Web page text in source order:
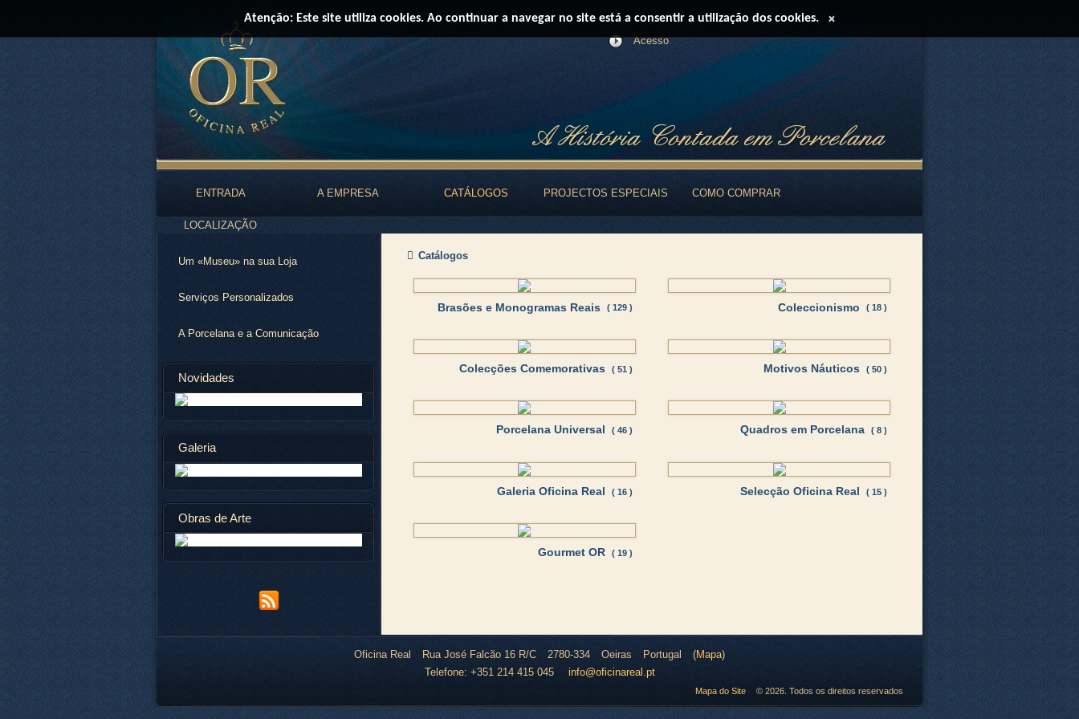
Acesso
ENTRADA A EMPRESA CATÁLOGOS PROJECTOS ESPECIAIS COMO COMPRAR
LOCALIZAÇÃO
Um «Museu» na sua Loja
Serviços Personalizados
A Porcelana e a Comunicação
Novidades
Galeria
Obras de Arte
Catálogos
Brasões e Monogramas Reais ( 129 ) Coleccionismo ( 18 )
Colecções Comemorativas ( 51 ) Motivos Náuticos ( 50 )
Porcelana Universal ( 46 ) Quadros em Porcelana ( 8 )
Galeria Oficina Real ( 16 ) Selecção Oficina Real ( 15 )
Gourmet OR ( 19 )
Oficina Real Rua José Falcão 16 R/C 2780-334 Oeiras Portugal (Mapa)
Telefone: +351 214 415 045 info@oficinareal.pt
Mapa do Site © 2026. Todos os direitos reservados
Atenção: Este site utiliza cookies. Ao continuar a navegar no site está a consentir a utilização dos cookies. ×